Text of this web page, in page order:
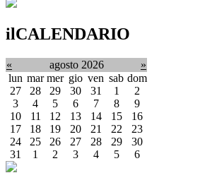
ilCALENDARIO
« agosto 2026
»
lun mar mer gio ven sab dom
27
28 29 30 31 1
2
3
4 5 6 7 8
9
10
11 12 13 14 15
16
17
18 19 20 21 22
23
24
25 26 27 28 29
30
31
1 2 3 4 5 6